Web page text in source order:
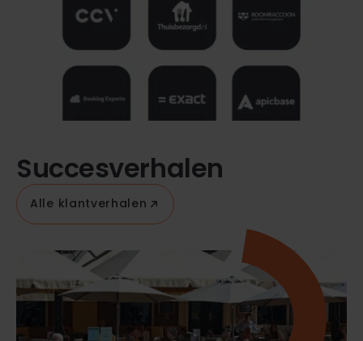
Succesverhalen
Alle klantverhalen